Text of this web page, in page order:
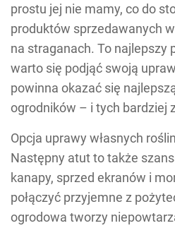
prostu jej nie mamy, co do
produktów sprzedawanych
na straganach. To najlepszy
warto się podjąć swoją
powinna okazać się
ogrodników – i tych bardziej
Opcja uprawy własnych
Następny atut to także
kanapy, sprzed ekranów i
połączyć przyjemne z
ogrodowa tworzy